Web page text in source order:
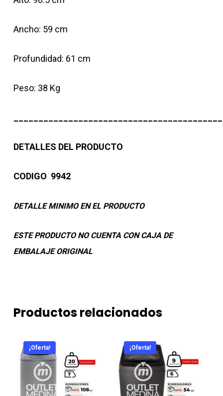
Ancho: 59 cm
Profundidad: 61 cm
Peso: 38 Kg
DETALLES DEL PRODUCTO
CODIGO 9942
DETALLE MINIMO EN EL PRODUCTO
ESTE PRODUCTO NO CUENTA CON CAJA DE
EMBALAJE ORIGINAL
Productos relacionados
¡Oferta! ¡Oferta!